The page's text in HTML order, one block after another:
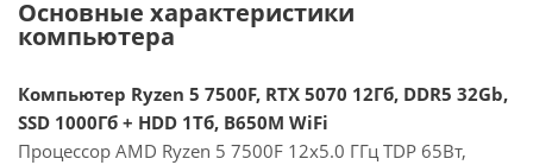
Основные характеристики
компьютера
Компьютер Ryzen 5 7500F, RTX 5070 12Гб, DDR5 32Gb,
SSD 1000Гб + HDD 1Тб, B650M WiFi
Процессор AMD Ryzen 5 7500F 12x5.0 ГГц TDP 65Вт,